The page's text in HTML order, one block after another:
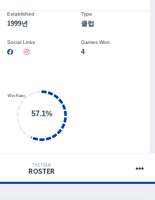
Established
1999년
Type
클럽
Social Links Games Won
4
57.1%
THE TEAM
ROSTER